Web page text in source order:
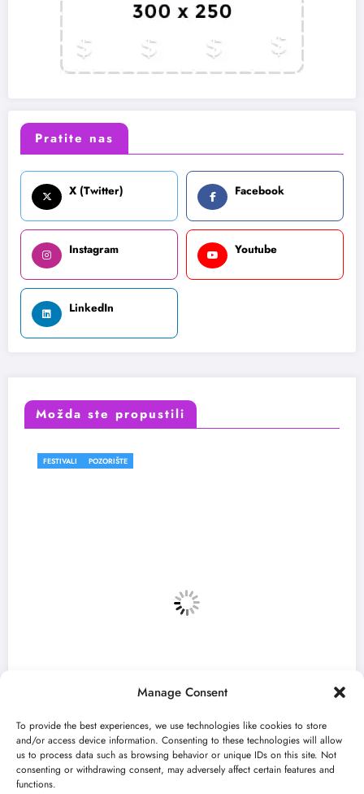
Manage Consent
To provide the best experiences, we use technologies like cookies to store
and/or access device information. Consenting to these technologies will allow
us to process data such as browsing behavior or unique IDs on this site. Not
consenting or withdrawing consent, may adversely affect certain features and
functions.
Pratite nas
X (Twitter) Facebook
Instagram Youtube
LinkedIn
Možda ste propustili
Medeja“ otvara 59. Bitef u